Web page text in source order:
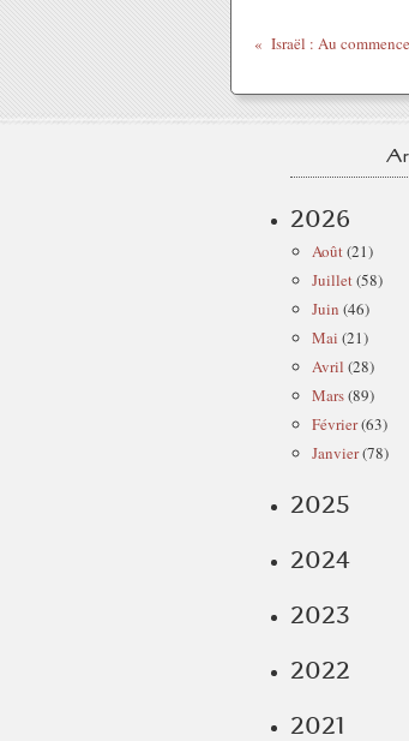
2026
Août(21)
Juillet(58)
Juin (46)
Mai (21)
Avril (28)
Mars(89)
Février(63)
Janvier(78)
2025
2024
2023
2022
2021